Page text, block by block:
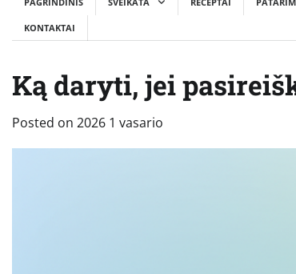
KONTAKTAI
Ką daryti, jei
Posted on 2026 1 vasario